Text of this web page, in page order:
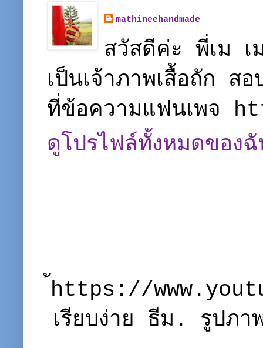
mathineehandmade
สวัสดีค่ะ พี่เม
เป็นเจ้าภาพเสื้อถัก ส
ที่ข้อความแฟนเพจ
ดูโปรไฟล์ทั้งหมดของ
https://
เรียบง่าย ธีม. รูปภ